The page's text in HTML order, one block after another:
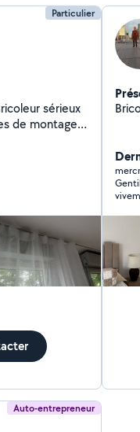
Particulier
sérieux
de montage
et de sols,
des
Auto-entrepreneur